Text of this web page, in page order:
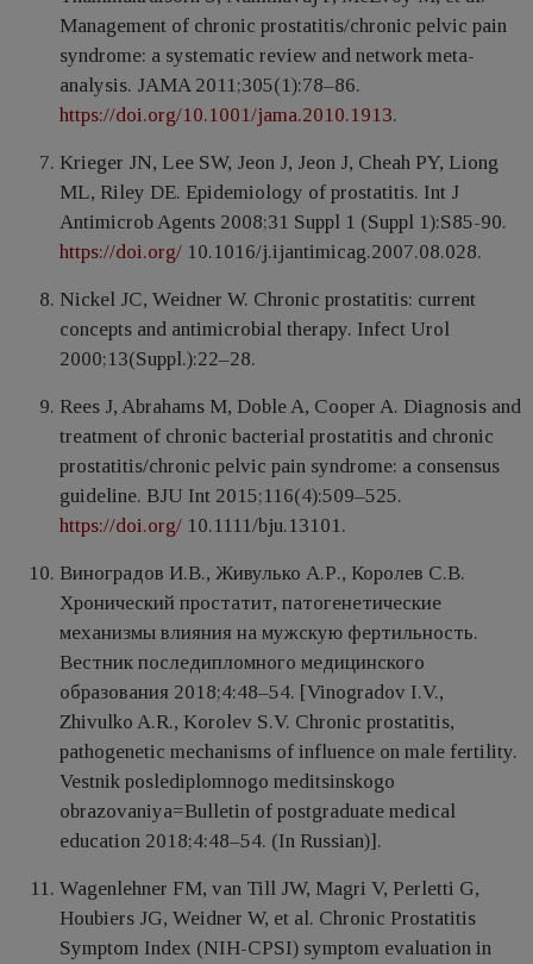
Management of chronic prostatitis/chronic pelvic pain
syndrome: a systematic review and network meta-
analysis. JAMA 2011;305(1):78–86.
https://doi.org/10.1001/jama.2010.1913.
Krieger JN, Lee SW, Jeon J, Jeon J, Cheah PY, Liong
ML, Riley DE. Epidemiology of prostatitis. Int J
Antimicrob Agents 2008;31 Suppl 1 (Suppl 1):S85-90.
https://doi.org/ 10.1016/j.ijantimicag.2007.08.028.
Nickel JC, Weidner W. Chronic prostatitis: current
concepts and antimicrobial therapy. Infect Urol
2000;13(Suppl.):22–28.
Rees J, Abrahams M, Doble A, Cooper A. Diagnosis and
treatment of chronic bacterial prostatitis and chronic
prostatitis/chronic pelvic pain syndrome: a consensus
guideline. BJU Int 2015;116(4):509–525.
https://doi.org/ 10.1111/bju.13101.
Виноградов И.В., Живулько А.Р., Королев С.В.
Хронический простатит, патогенетические
механизмы влияния на мужскую фертильность.
Вестник последипломного медицинского
образования 2018;4:48–54. [Vinogradov I.V.,
Zhivulko A.R., Korolev S.V. Chronic prostatitis,
pathogenetic mechanisms of influence on male fertility.
Vestnik poslediplomnogo meditsinskogo
obrazovaniya=Bulletin of postgraduate medical
education 2018;4:48–54. (In Russian)].
Wagenlehner FM, van Till JW, Magri V, Perletti G,
Houbiers JG, Weidner W, et al. Chronic Prostatitis
Symptom Index (NIH-CPSI) symptom evaluation in